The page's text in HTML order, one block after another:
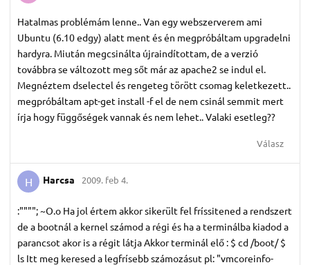
Hatalmas problémám lenne.. Van egy webszerverem ami
Ubuntu (6.10 edgy) alatt ment és én megpróbáltam upgradelni
hardyra. Miután megcsinálta újraindítottam, de a verzió
továbbra se változott meg sőt már az apache2 se indul el.
Megnéztem dselectel és rengeteg törött csomag keletkezett..
megpróbáltam apt-get install -f el de nem csinál semmit mert
írja hogy függőségek vannak és nem lehet.. Valaki esetleg??
Válasz
H Harcsa 2009. feb 4.
:""""; ~O.o Ha jol értem akkor sikerült fel fríssitened a rendszert
de a bootnál a kernel számod a régi és ha a terminálba kiadod a
parancsot akor is a régit látja Akkor terminál elő : $ cd /boot/ $
ls Itt meg keresed a legfrísebb számozásut pl: "vmcoreinfo-